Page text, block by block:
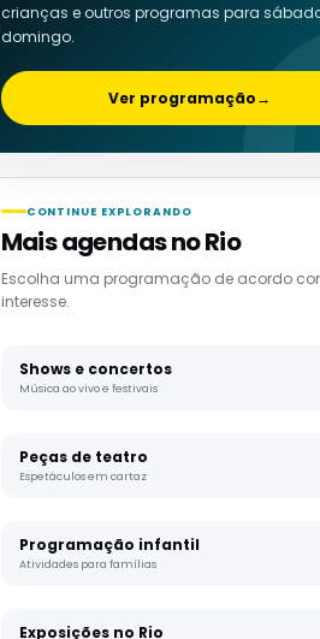
crianças e outros programas para
domingo.
Ver programação→
CONTINUE EXPLORANDO
Mais agendas no Rio
Escolha uma programação de acordo
interesse.
Shows e concertos
Música ao vivo e festivais
Peças de teatro
Espetáculos em cartaz
Programação infantil
Atividades para famílias
Exposições no Rio